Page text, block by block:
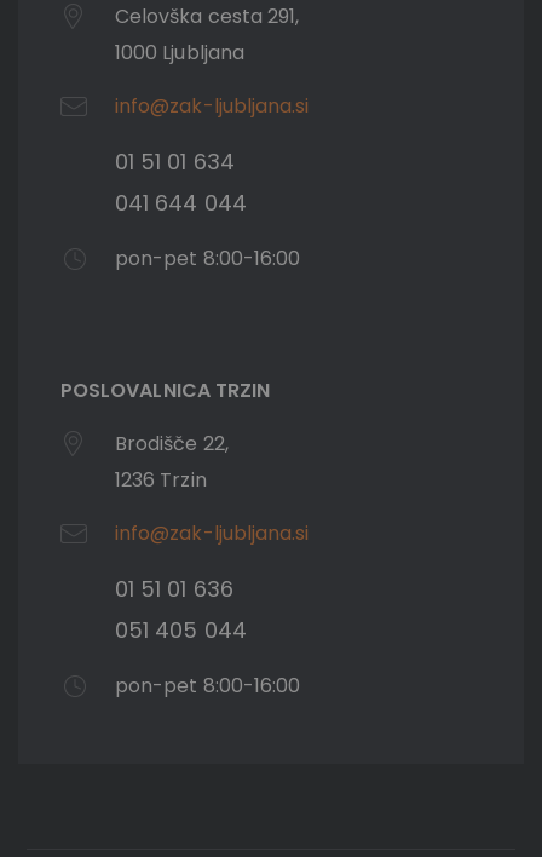
Celovška cesta 291,
1000 Ljubljana
info@zak-ljubljana.si
01 51 01 634
041 644 044
pon-pet 8:00-16:00
POSLOVALNICA TRZIN
Brodišče 22,
1236 Trzin
info@zak-ljubljana.si
01 51 01 636
051 405 044
pon-pet 8:00-16:00